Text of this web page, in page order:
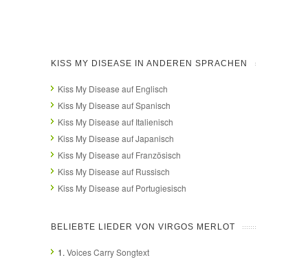
KISS MY DISEASE IN ANDEREN SPRACHEN
Kiss My Disease auf Englisch
Kiss My Disease auf Spanisch
Kiss My Disease auf Italienisch
Kiss My Disease auf Japanisch
Kiss My Disease auf Französisch
Kiss My Disease auf Russisch
Kiss My Disease auf Portugiesisch
BELIEBTE LIEDER VON VIRGOS MERLOT
1. Voices Carry Songtext